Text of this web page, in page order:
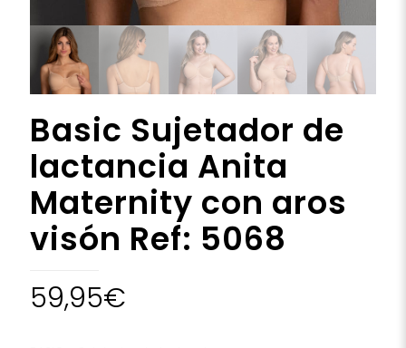
Basic Sujetador de
lactancia Anita
Maternity con aros
visón Ref: 5068
59,95€